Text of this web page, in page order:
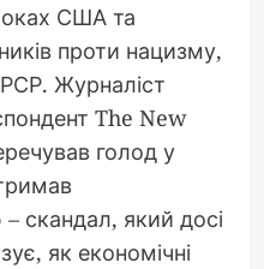
США та
проти нацизму,
Журналіст
The New
голод у
скандал, який досі
як економічні